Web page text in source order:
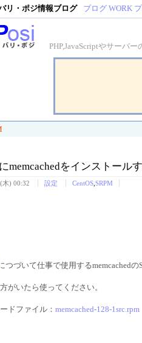
リ・ポジ情報ブログ ブログ WORK
PHP,JavaScriptやサーバ
memcachedをインストール
木) 00:32 設定 CentOS ,SRPM
つづいて仕事で使用するmemcachedの
がいたら使ってください。
ドファイル：memcached-128-1src.rpm